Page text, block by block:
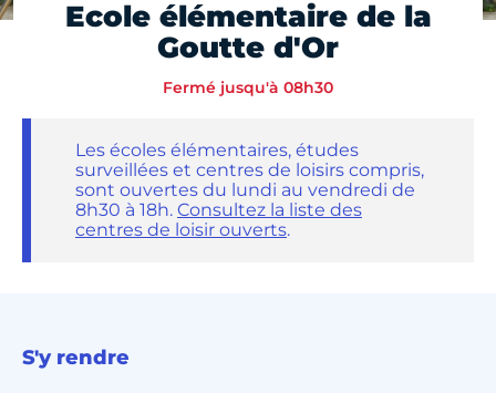
Ecole élémentaire de la
Goutte d'Or
Fermé jusqu'à 08h30
Les écoles élémentaires, études
surveillées et centres de loisirs compris,
sont ouvertes du lundi au vendredi de
8h30 à 18h. Consultez la liste des
centres de loisir ouverts.
S'y rendre